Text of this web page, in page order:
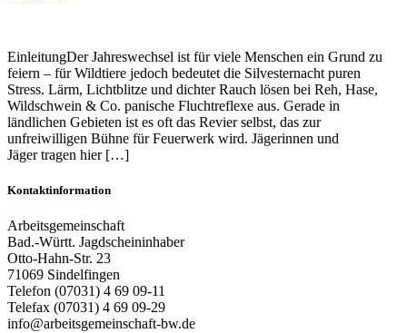
EinleitungDer Jahreswechsel ist für viele Menschen ein Grund zu
feiern – für Wildtiere jedoch bedeutet die Silvesternacht puren
Stress. Lärm, Lichtblitze und dichter Rauch lösen bei Reh, Hase,
Wildschwein & Co. panische Fluchtreflexe aus. Gerade in
ländlichen Gebieten ist es oft das Revier selbst, das zur
unfreiwilligen Bühne für Feuerwerk wird. Jägerinnen und
Jäger tragen hier […]
Kontaktinformation
Arbeitsgemeinschaft
Bad.-Württ. Jagdscheininhaber
Otto-Hahn-Str. 23
71069 Sindelfingen
Telefon (07031) 4 69 09-11
Telefax (07031) 4 69 09-29
info@arbeitsgemeinschaft-bw.de